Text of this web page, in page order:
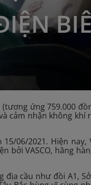
ứng 759.000
cảm nhận không khí
06/2021. Hiện nay,
bởi VASCO, hãng
địa cầu như đồi A1,